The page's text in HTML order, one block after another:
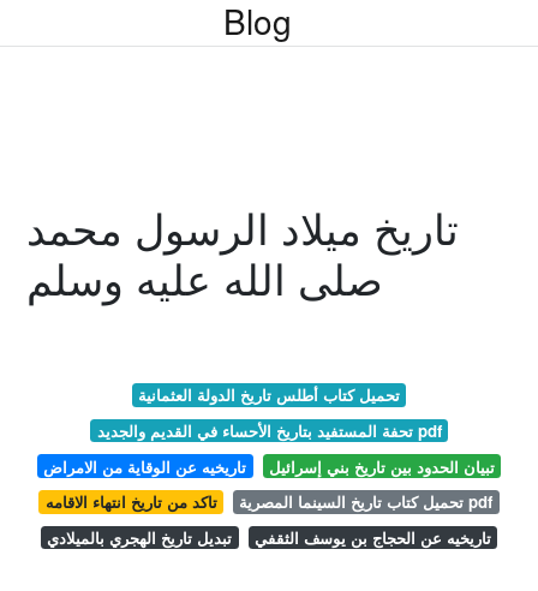
Blog
تاريخ ميلاد الرسول محمد
صلى الله عليه وسلم
تحميل كتاب أطلس تاريخ الدولة العثمانية
تحفة المستفيد بتاريخ الأحساء في القديم والجديد pdf
تاريخيه عن الوقاية من الامراض
تبيان الحدود بين تاريخ بني إسرائيل
تاكد من تاريخ انتهاء الاقامه
تحميل كتاب تاريخ السينما المصرية pdf
تبديل تاريخ الهجري بالميلادي
تاريخيه عن الحجاج بن يوسف الثقفي